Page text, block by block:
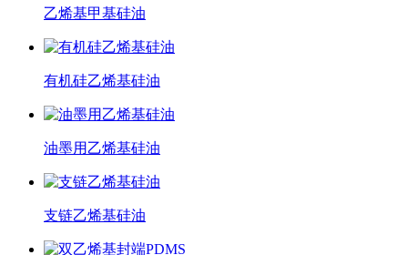
乙烯基甲基硅油
有机硅乙烯基硅油
油墨用乙烯基硅油
支链乙烯基硅油